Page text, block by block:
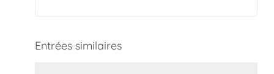
Entrées similaires